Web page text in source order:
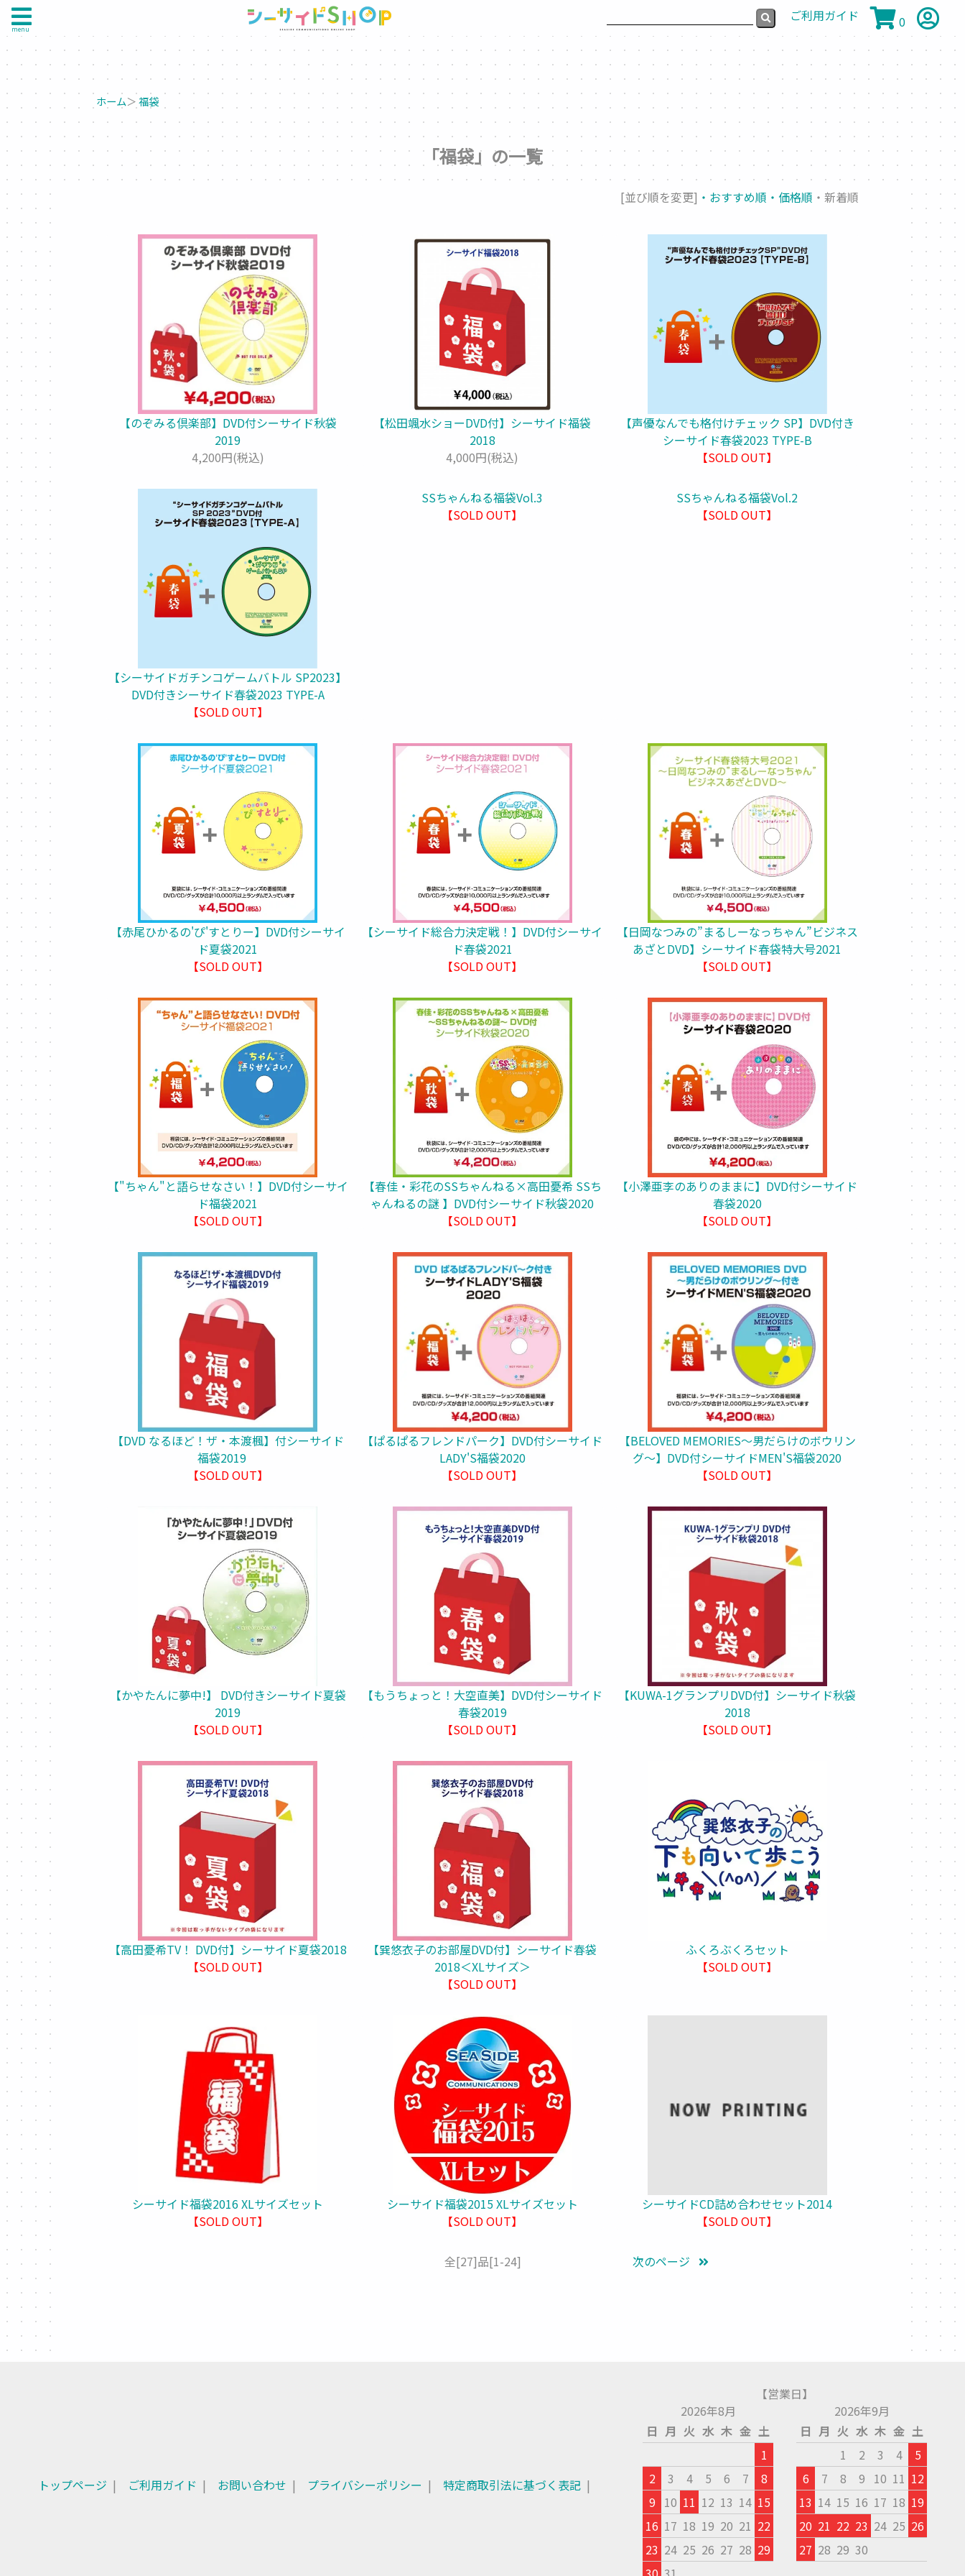
menu
ご利用ガイド 0
ホーム＞福袋
「福袋」の一覧
[並び順を変更] ・おすすめ順 ・価格順 ・新着順
【のぞみる倶楽部】DVD付シーサイド秋袋
2019
4,200円(税込)
【松田颯水ショーDVD付】シーサイド福袋
2018
4,000円(税込)
【声優なんでも格付けチェック SP】DVD付き
シーサイド春袋2023 TYPE-B
【SOLD OUT】
【シーサイドガチンコゲームバトル SP2023】
DVD付きシーサイド春袋2023 TYPE-A
【SOLD OUT】
SSちゃんねる福袋Vol.3
【SOLD OUT】
SSちゃんねる福袋Vol.2
【SOLD OUT】
【赤尾ひかるの'ぴ'すとりー】DVD付シーサイ
ド夏袋2021
【SOLD OUT】
【シーサイド総合力決定戦！】DVD付シーサイ
ド春袋2021
【SOLD OUT】
【日岡なつみの”まるしーなっちゃん”ビジネス
あざとDVD】シーサイド春袋特大号2021
【SOLD OUT】
【"ちゃん"と語らせなさい！】DVD付シーサイ
ド福袋2021
【SOLD OUT】
【春佳・彩花のSSちゃんねる×高田憂希 SSち
ゃんねるの謎 】DVD付シーサイド秋袋2020
【SOLD OUT】
【小澤亜李のありのままに】DVD付シーサイド
春袋2020
【SOLD OUT】
【DVD なるほど！ザ・本渡楓】付シーサイド
福袋2019
【SOLD OUT】
【ぱるぱるフレンドパーク】DVD付シーサイド
LADY'S福袋2020
【SOLD OUT】
【BELOVED MEMORIES～男だらけのボウリン
グ～】DVD付シーサイドMEN'S福袋2020
【SOLD OUT】
【かやたんに夢中!】 DVD付きシーサイド夏袋
2019
【SOLD OUT】
【もうちょっと！大空直美】DVD付シーサイド
春袋2019
【SOLD OUT】
【KUWA-1グランプリDVD付】シーサイド秋袋
2018
【SOLD OUT】
【高田憂希TV！ DVD付】シーサイド夏袋2018
【SOLD OUT】
【巽悠衣子のお部屋DVD付】シーサイド春袋
2018＜XLサイズ＞
【SOLD OUT】
ふくろぶくろセット
【SOLD OUT】
シーサイド福袋2016 XLサイズセット
【SOLD OUT】
シーサイド福袋2015 XLサイズセット
【SOLD OUT】
シーサイドCD詰め合わせセット2014
【SOLD OUT】
全[27]品[1-24] 次のページ
トップページ ご利用ガイド お問い合わせ プライバシーポリシー 特定商取引法に基づく表記
【営業日】
2026年8月
日 月 火 水 木 金 土
1
2
3 4 5 6 7
8
9 10 11 12 13 14 15
16 17 18 19 20 21 22
23 24 25 26 27 28 29
2026年9月
日 月 火 水 木 金 土
1
2 3 4
5
6
7 8 9 10 11 12
13 14 15 16 17 18 19
20 21 22 23 24 25 26
27 28 29 30